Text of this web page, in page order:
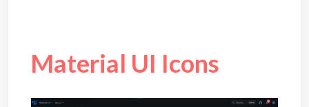
Material UI Icons